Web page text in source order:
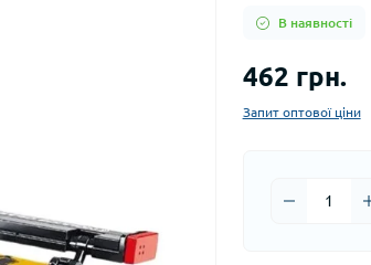
В наявності
462 грн.
Запит оптової ціни